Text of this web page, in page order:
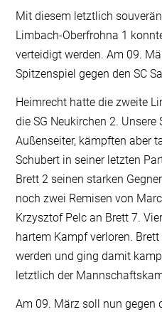
Mit diesem letztlich
Limbach-Oberfrohna 1
verteidigt werden. Am 09.
Spitzenspiel gegen den SC
Heimrecht hatte die zweite
die SG Neukirchen 2. Unsere
Außenseiter, kämpften aber
Schubert in seiner letzten
Brett 2 seinen starken
noch zwei Remisen von
Krzysztof Pelc an Brett 7.
hartem Kampf verloren.
werden und ging damit
letztlich der
Am 09. März soll nun gegen